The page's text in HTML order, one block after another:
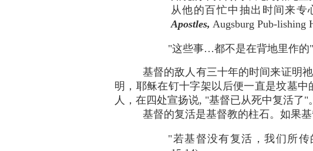
从他的百忙中抽出时间来专
Apostles, Augsburg Pub-lishing
"这些事…都不是在背地里作的"
基督的敌人有三十年的时间来证明祂
明，耶稣在钉十字架以后便一直是坟墓
人，在四处宣扬说, "基督已从死中复活了"。
基督的复活是基督教的柱石。如果
"若基督没有复活，我们所